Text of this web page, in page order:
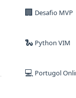
🏢 Desafio MVP
🐍 Python VIM
💻 Portugol